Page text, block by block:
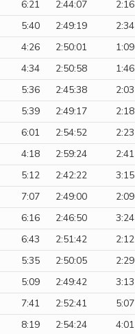
6:21 2:44:07 2:16
5:40 2:49:19 2:34
4:26 2:50:01 1:09
4:34 2:50:58 1:46
5:36 2:45:38 2:03
5:39 2:49:17 2:18
6:01 2:54:52 2:23
4:18 2:59:24 2:41
5:12 2:42:22 3:15
7:07 2:49:00 2:09
6:16 2:46:50 3:24
6:43 2:51:42 2:12
5:35 2:50:05 2:29
5:09 2:49:42 3:13
7:41 2:52:41 5:07
8:19 2:54:24 4:01